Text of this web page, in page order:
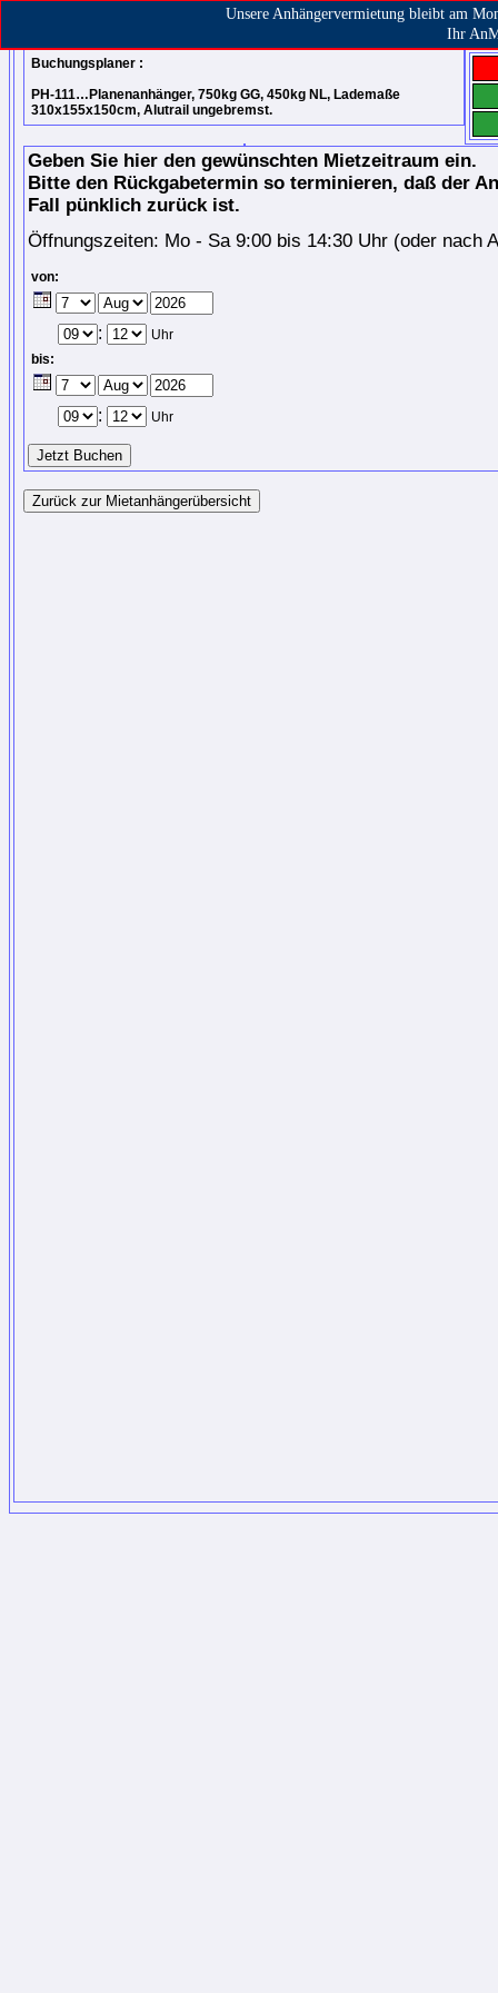
Unsere Anhängervermietung bleibt am
Ihr
Buchungsplaner :
PH-111…Planenanhänger, 750kg GG, 450kg NL, Lademaße
310x155x150cm, Alutrail ungebremst.
Geben Sie hier den gewünschten Mietzeitraum ein.
Bitte den Rückgabetermin so terminieren, daß der
Fall pünklich zurück ist.
Öffnungszeiten: Mo - Sa 9:00 bis 14:30 Uhr (oder nach
von:
:
Uhr
bis:
: Uhr